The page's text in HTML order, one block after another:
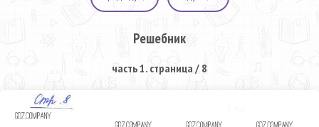
Решебник
часть 1. страница / 8